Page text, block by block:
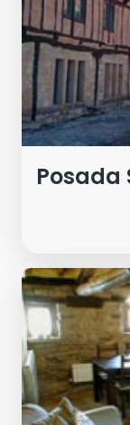
Posada